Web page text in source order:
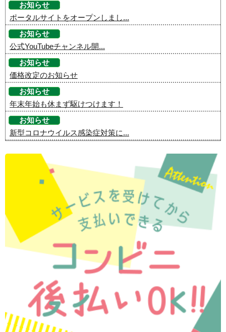
お知らせ
ポータルサイトをオープンしまし...
お知らせ
公式YouTubeチャンネル開...
お知らせ
価格改定のお知らせ
お知らせ
年末年始も休まず駆けつけます！
お知らせ
新型コロナウイルス感染症対策に...